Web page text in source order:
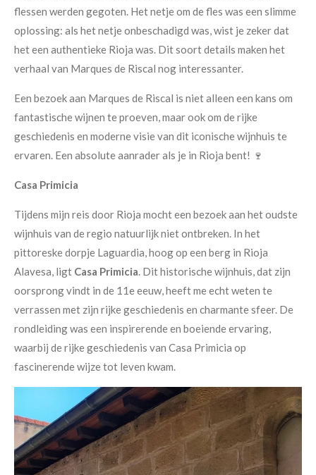
flessen werden gegoten. Het netje om de fles was een slimme
oplossing: als het netje onbeschadigd was, wist je zeker dat
het een authentieke Rioja was. Dit soort details maken het
verhaal van Marques de Riscal nog interessanter.
Een bezoek aan Marques de Riscal is niet alleen een kans om
fantastische wijnen te proeven, maar ook om de rijke
geschiedenis en moderne visie van dit iconische wijnhuis te
ervaren. Een absolute aanrader als je in Rioja bent! 🍷
Casa Primicia
Tijdens mijn reis door Rioja mocht een bezoek aan het oudste
wijnhuis van de regio natuurlijk niet ontbreken. In het
pittoreske dorpje Laguardia, hoog op een berg in Rioja
Alavesa, ligt Casa Primicia. Dit historische wijnhuis, dat zijn
oorsprong vindt in de 11e eeuw, heeft me echt weten te
verrassen met zijn rijke geschiedenis en charmante sfeer. De
rondleiding was een inspirerende en boeiende ervaring,
waarbij de rijke geschiedenis van Casa Primicia op
fascinerende wijze tot leven kwam.